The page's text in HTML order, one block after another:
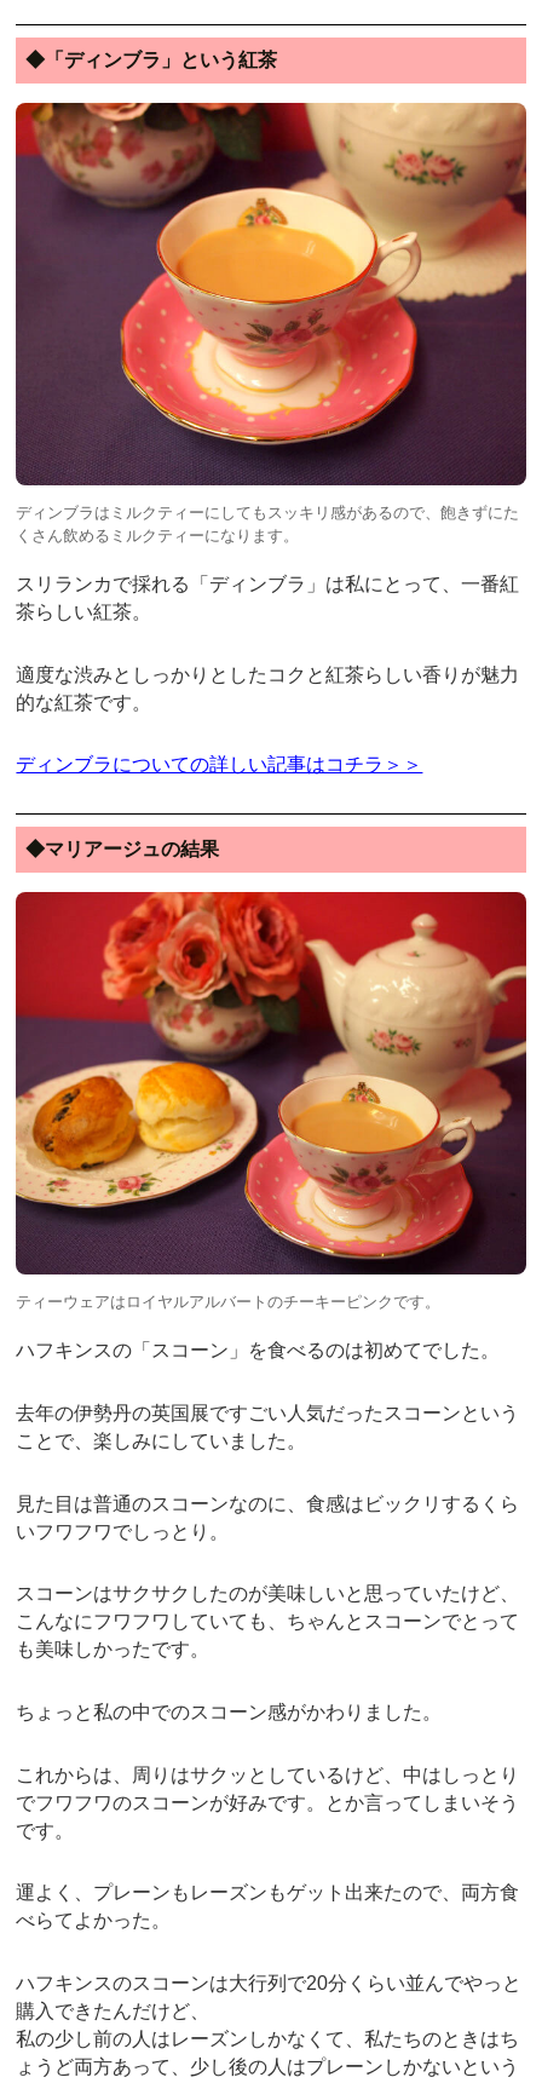
◆「ディンブラ」という紅茶
ディンブラはミルクティーにしてもスッキリ感があるので、飽きずにた
くさん飲めるミルクティーになります。
スリランカで採れる「ディンブラ」は私にとって、一番紅
茶らしい紅茶。
適度な渋みとしっかりとしたコクと紅茶らしい香りが魅力
的な紅茶です。
ディンブラについての詳しい記事はコチラ＞＞
◆マリアージュの結果
ティーウェアはロイヤルアルバートのチーキーピンクです。
ハフキンスの「スコーン」を食べるのは初めてでした。
去年の伊勢丹の英国展ですごい人気だったスコーンという
ことで、楽しみにしていました。
見た目は普通のスコーンなのに、食感はビックリするくら
いフワフワでしっとり。
スコーンはサクサクしたのが美味しいと思っていたけど、
こんなにフワフワしていても、ちゃんとスコーンでとって
も美味しかったです。
ちょっと私の中でのスコーン感がかわりました。
これからは、周りはサクッとしているけど、中はしっとり
でフワフワのスコーンが好みです。とか言ってしまいそう
です。
運よく、プレーンもレーズンもゲット出来たので、両方食
べらてよかった。
ハフキンスのスコーンは大行列で20分くらい並んでやっと
購入できたんだけど、
私の少し前の人はレーズンしかなくて、私たちのときはち
ょうど両方あって、少し後の人はプレーンしかないという